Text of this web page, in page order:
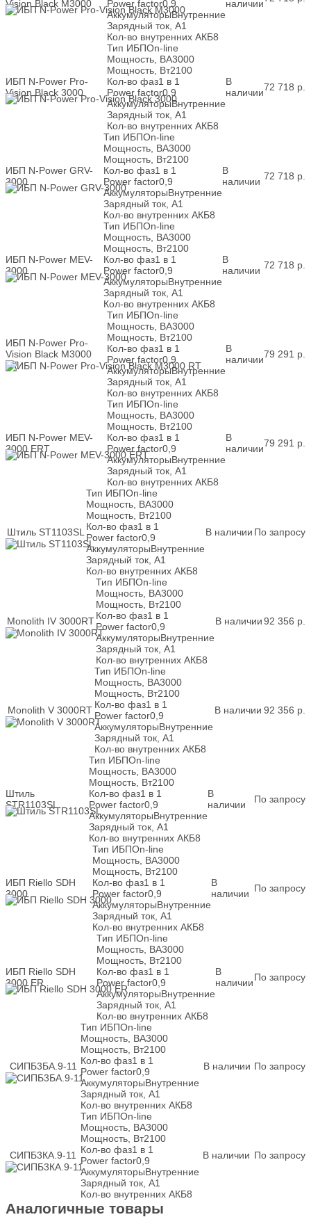
Vision Black M3000
Power factor0,9
АккумуляторыВнутренние
Зарядный ток, А1
Кол-во внутренних АКБ8
наличии
ИБП N-Power Pro-
Vision Black 3000
Тип ИБПOn-line
Мощность, ВА3000
Мощность, Вт2100
Кол-во фаз1 в 1
Power factor0,9
АккумуляторыВнутренние
Зарядный ток, А1
Кол-во внутренних АКБ8
В
наличии72 718 р.
ИБП N-Power GRV-
3000
Тип ИБПOn-line
Мощность, ВА3000
Мощность, Вт2100
Кол-во фаз1 в 1
Power factor0,9
АккумуляторыВнутренние
Зарядный ток, А1
Кол-во внутренних АКБ8
В
наличии 72 718 р.
ИБП N-Power MEV-
3000
Тип ИБПOn-line
Мощность, ВА3000
Мощность, Вт2100
Кол-во фаз1 в 1
Power factor0,9
АккумуляторыВнутренние
Зарядный ток, А1
Кол-во внутренних АКБ8
В
наличии 72 718 р.
ИБП N-Power Pro-
Vision Black M3000
RT
Тип ИБПOn-line
Мощность, ВА3000
Мощность, Вт2100
Кол-во фаз1 в 1
Power factor0,9
АккумуляторыВнутренние
Зарядный ток, А1
Кол-во внутренних АКБ8
В
наличии79 291 р.
ИБП N-Power MEV-
3000 ERT
Тип ИБПOn-line
Мощность, ВА3000
Мощность, Вт2100
Кол-во фаз1 в 1
Power factor0,9
АккумуляторыВнутренние
Зарядный ток, А1
Кол-во внутренних АКБ8
В
наличии79 291 р.
Штиль ST1103SL
Тип ИБПOn-line
Мощность, ВА3000
Мощность, Вт2100
Кол-во фаз1 в 1
Power factor0,9
АккумуляторыВнутренние
Зарядный ток, А1
Кол-во внутренних АКБ8
В наличии По запросу
Monolith IV 3000RT
Тип ИБПOn-line
Мощность, ВА3000
Мощность, Вт2100
Кол-во фаз1 в 1
Power factor0,9
АккумуляторыВнутренние
Зарядный ток, А1
Кол-во внутренних АКБ8
В наличии92 356 р.
Monolith V 3000RT
Тип ИБПOn-line
Мощность, ВА3000
Мощность, Вт2100
Кол-во фаз1 в 1
Power factor0,9
АккумуляторыВнутренние
Зарядный ток, А1
Кол-во внутренних АКБ8
В наличии 92 356 р.
Штиль
STR1103SL
Тип ИБПOn-line
Мощность, ВА3000
Мощность, Вт2100
Кол-во фаз1 в 1
Power factor0,9
АккумуляторыВнутренние
Зарядный ток, А1
Кол-во внутренних АКБ8
В
наличии
По запросу
ИБП Riello SDH
3000
Тип ИБПOn-line
Мощность, ВА3000
Мощность, Вт2100
Кол-во фаз1 в 1
Power factor0,9
АккумуляторыВнутренние
Зарядный ток, А1
Кол-во внутренних АКБ8
В
наличии По запросу
ИБП Riello SDH
3000 ER
Тип ИБПOn-line
Мощность, ВА3000
Мощность, Вт2100
Кол-во фаз1 в 1
Power factor0,9
АккумуляторыВнутренние
Зарядный ток, А1
Кол-во внутренних АКБ8
В
наличииПо запросу
СИПБ3БА.9-11
Тип ИБПOn-line
Мощность, ВА3000
Мощность, Вт2100
Кол-во фаз1 в 1
Power factor0,9
АккумуляторыВнутренние
Зарядный ток, А1
Кол-во внутренних АКБ8
В наличии По запросу
СИПБ3КА.9-11
Тип ИБПOn-line
Мощность, ВА3000
Мощность, Вт2100
Кол-во фаз1 в 1
Power factor0,9
АккумуляторыВнутренние
Зарядный ток, А1
Кол-во внутренних АКБ8
В наличии По запросу
Аналогичные товары